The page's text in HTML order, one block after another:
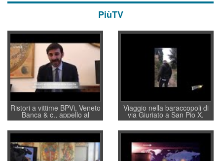
PiùTV
Ristori a vittime BPVi, Veneto
Banca & c., appello al
sottosegretario Alessio
Villarosa: per mettere ordine
convochi con Di Maio CNCU
a supporto della cabina di
regia al Mef
Viaggio nella baraccopoli di
via Giuriato a San Pio X.
Vicenza ai Vicentini: “faremo
un regalo di Natale ai
residenti”